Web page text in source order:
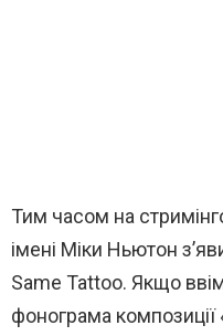
Тим часом на
імені Міки Ньютон
Same Tattoo. Якщо
фонограма композиції